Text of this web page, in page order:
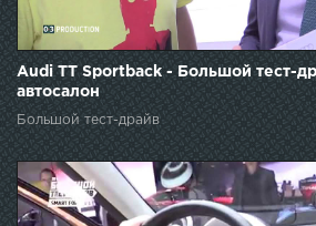
Audi TT Sportback - Большой тест-
автосалон
Большой тест-драйв